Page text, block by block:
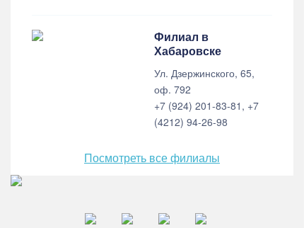
Филиал в
Хабаровске
Ул. Дзержинского, 65,
оф. 792
+7 (924) 201-83-81, +7
(4212) 94-26-98
Посмотреть все филиалы